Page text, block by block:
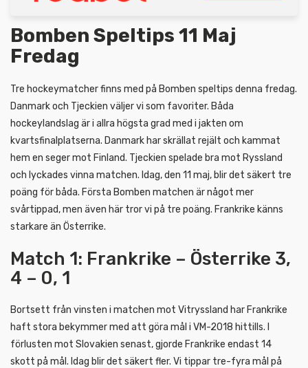
Bomben Speltips 11 Maj
Fredag
Tre hockeymatcher finns med på Bomben speltips denna fredag.
Danmark och Tjeckien väljer vi som favoriter. Båda
hockeylandslag är i allra högsta grad med i jakten om
kvartsfinalplatserna. Danmark har skrällat rejält och kammat
hem en seger mot Finland. Tjeckien spelade bra mot Ryssland
och lyckades vinna matchen. Idag, den 11 maj, blir det säkert tre
poäng för båda. Första Bomben matchen är något mer
svårtippad, men även här tror vi på tre poäng. Frankrike känns
starkare än Österrike.
Match 1: Frankrike – Österrike 3,
4 – 0, 1
Bortsett från vinsten i matchen mot Vitryssland har Frankrike
haft stora bekymmer med att göra mål i VM-2018 hittills. I
förlusten mot Slovakien senast, gjorde Frankrike endast 14
skott på mål. Idag blir det säkert fler. Vi tippar tre-fyra mål på